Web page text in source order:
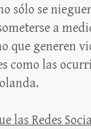
sólo se
a
que generen
como las
las Redes